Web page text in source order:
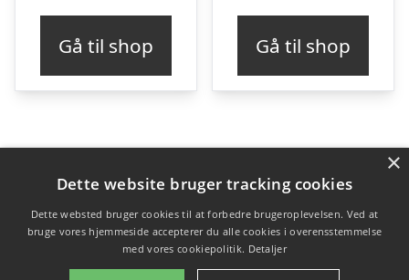
Gå til shop Gå til shop
Varekategorier
Produkter
×
Dette website bruger tracking cookies
Dette websted bruger cookies til at forbedre brugeroplevelsen. Ved at
bruge vores hjemmeside accepterer du alle cookies i overensstemmelse
med vores cookiepolitik. Detaljer